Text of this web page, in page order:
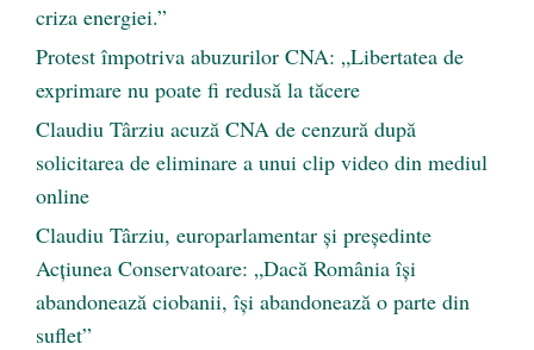
criza energiei.”
Protest împotriva abuzurilor CNA: „Libertatea de
exprimare nu poate fi redusă la tăcere
Claudiu Târziu acuză CNA de cenzură după
solicitarea de eliminare a unui clip video din mediul
online
Claudiu Târziu, europarlamentar și președinte
Acțiunea Conservatoare: „Dacă România își
abandonează ciobanii, își abandonează o parte din
suflet”